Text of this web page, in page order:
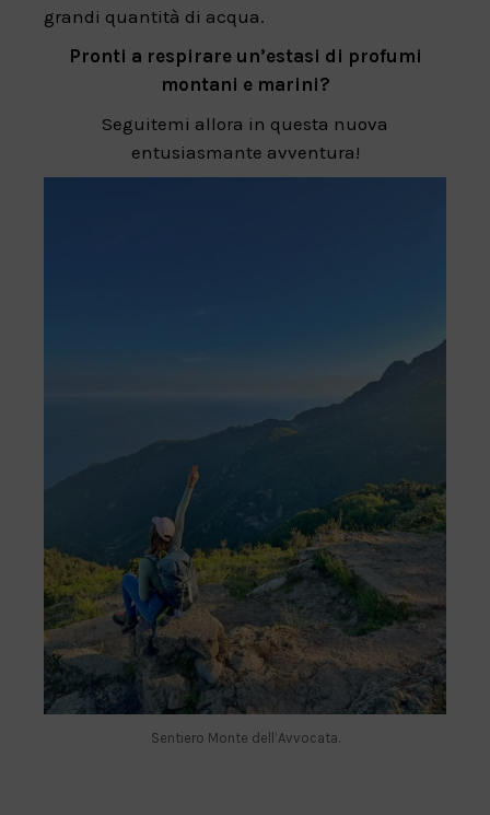
grandi quantità di acqua.
Pronti a respirare un’estasi di profumi
montani e marini?
Seguitemi allora in questa nuova
entusiasmante avventura!
Sentiero Monte dell’Avvocata.